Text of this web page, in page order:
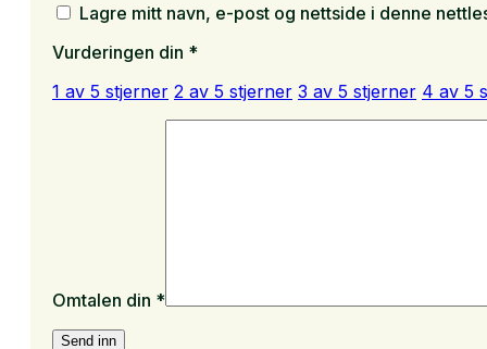
Lagre mitt navn, e-post og nettside i denne
Vurderingen din *
1 av 5 stjerner 2 av 5 stjerner 3 av 5 stjerner 4 av 5
Omtalen din *